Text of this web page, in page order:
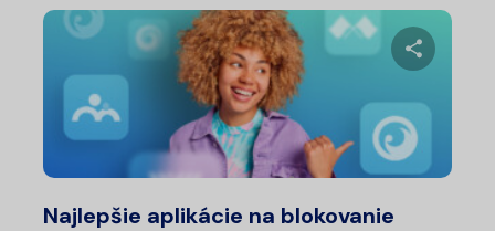
Najlepšie aplikácie na blokovanie